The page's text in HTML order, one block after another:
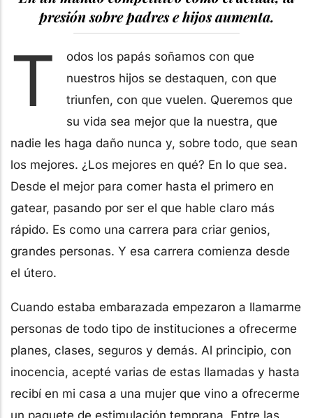
presión sobre padres e hijos aumenta.
T
odos los papás soñamos con que
nuestros hijos se destaquen, con que
triunfen, con que vuelen. Queremos que
su vida sea mejor que la nuestra, que
nadie les haga daño nunca y, sobre todo, que sean
los mejores. ¿Los mejores en qué? En lo que sea.
Desde el mejor para comer hasta el primero en
gatear, pasando por ser el que hable claro más
rápido. Es como una carrera para criar genios,
grandes personas. Y esa carrera comienza desde
el útero.
Cuando estaba embarazada empezaron a llamarme
personas de todo tipo de instituciones a ofrecerme
planes, clases, seguros y demás. Al principio, con
inocencia, acepté varias de estas llamadas y hasta
recibí en mi casa a una mujer que vino a ofrecerme
un paquete de estimulación temprana. Entre las